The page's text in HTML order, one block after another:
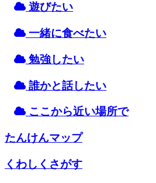
遊びたい
一緒に食べたい
勉強したい
誰かと話したい
ここから近い場所で
たんけんマップ
くわしくさがす